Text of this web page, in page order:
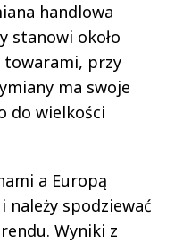
handlowa
stanowi około
towarami, przy
ma swoje
do wielkości
a Europą
należy spodziewać
Wyniki z